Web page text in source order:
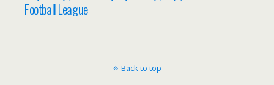
Football League
Back to top